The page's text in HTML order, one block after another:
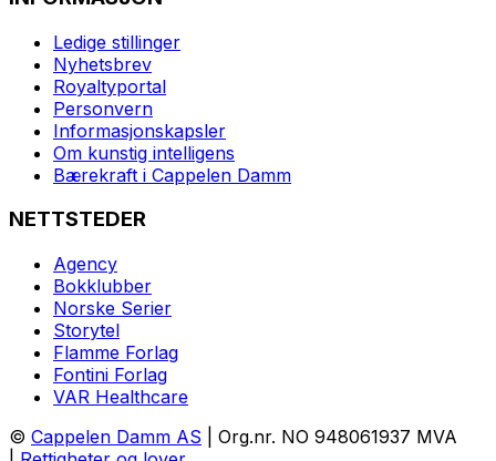
Ledige stillinger
Nyhetsbrev
Royaltyportal
Personvern
Informasjonskapsler
Om kunstig intelligens
Bærekraft i Cappelen Damm
NETTSTEDER
Agency
Bokklubber
Norske Serier
Storytel
Flamme Forlag
Fontini Forlag
VAR Healthcare
© Cappelen Damm AS | Org.nr. NO 948061937 MVA